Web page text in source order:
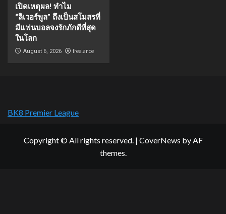
เปิดเหตุผล! ทำไม
“ลิเวอร์พูล” ถึงเป็นสโมสรที่
มีแฟนบอลจงรักภักดีที่สุด
ในโลก
August 6, 2026 freelance
BK8 Premier League
Copyright © All rights reserved. | CoverNews by AF
themes.